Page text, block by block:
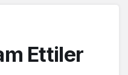
Ettiler